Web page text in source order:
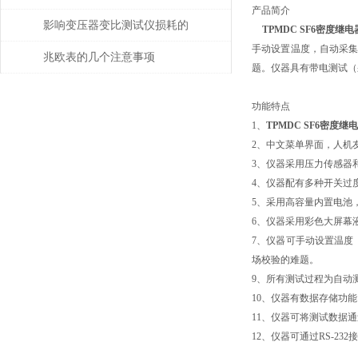
吗？
影响变压器变比测试仪损耗的
主要因素是什么？
兆欧表的几个注意事项
产品简介
TPMDC SF6密度继电
手动设置温度，自动采
题。仪器具有带电测试
功能特点
1、 TPMDC SF6密度继
2、中文菜单界面，人机
3、仪器采用压力传感器
4、仪器配有多种开关过
5、采用高容量内置电池
6、仪器采用彩色大屏幕
7、仪器可手动设置温
场校验的难题。
9、所有测试过程为自动
10、仪器有数据存储功
11、仪器可将测试数据
12、仪器可通过RS-232